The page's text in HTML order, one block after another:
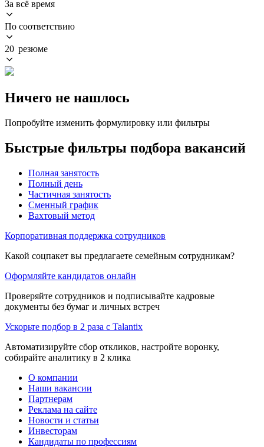
За всё время
По соответствию
20 резюме
Ничего не нашлось
Попробуйте изменить формулировку или фильтры
Быстрые фильтры подбора вакансий
Полная занятость
Полный день
Частичная занятость
Сменный график
Вахтовый метод
Корпоративная поддержка сотрудников
Какой соцпакет вы предлагаете семейным сотрудникам?
Оформляйте кандидатов онлайн
Проверяйте сотрудников и подписывайте кадровые
документы без бумаг и личных встреч
Ускорьте подбор в 2 раза с Talantix
Автоматизируйте сбор откликов, настройте воронку,
собирайте аналитику в 2 клика
О компании
Наши вакансии
Партнерам
Реклама на сайте
Новости и статьи
Инвесторам
Кандидаты по профессиям